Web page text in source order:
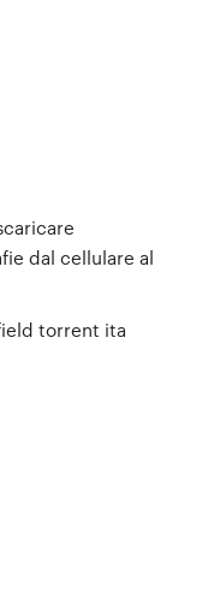
dal cellulare al
torrent ita